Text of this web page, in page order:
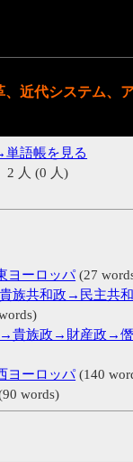
近代システム、
単語帳を見る
2 人 (0 人)
ヨーロッパ(27
族共和政→民主共
→貴族政→財産政→
ヨーロッパ(140
words)